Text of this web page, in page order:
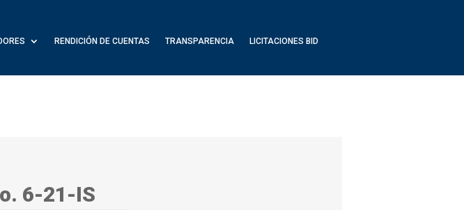
RENDICIÓN DE CUENTAS TRANSPARENCIA LICITACIONES BID
6-21-IS